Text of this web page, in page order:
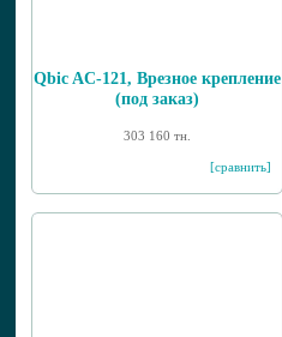
Qbic AC-121, Врезное крепление
(под заказ)
303 160 тн.
[сравнить]